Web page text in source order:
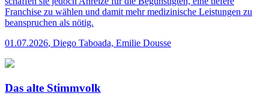
Franchise zu wählen und damit mehr medizinische Leistungen zu
beanspruchen als nötig.
01.07.2026, Diego Taboada, Emilie Dousse
Das alte Stimmvolk